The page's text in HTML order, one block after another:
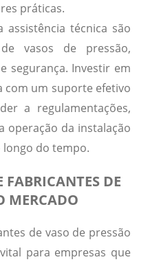
práticas.
técnica são
vasos de pressão,
segurança. Investir em
com um suporte efetivo
a regulamentações,
operação da instalação
longo do tempo.
DE
MERCADO
de vaso de pressão
para empresas que